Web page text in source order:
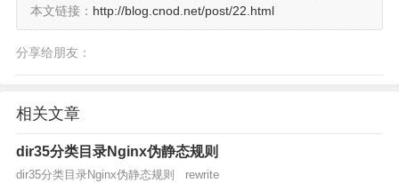
本文链接： http://blog.cnod.net/post/22.html
分享给朋友：
相关文章
dir35分类目录Nginx伪静态规则
dir35分类目录Nginx伪静态规则 rewrite